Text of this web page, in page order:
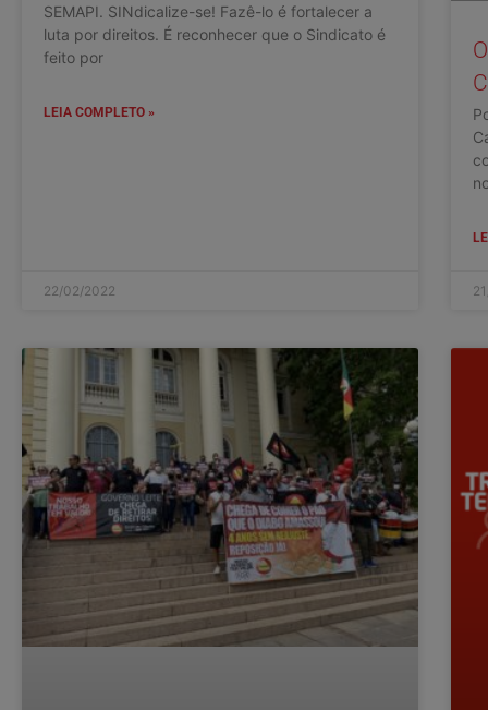
SEMAPI. SINdicalize-se! Fazê-lo é fortalecer a
luta por direitos. É reconhecer que o Sindicato é
feito por
LEIA COMPLETO »
22/02/2022